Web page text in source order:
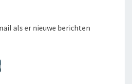
als er nieuwe berichten